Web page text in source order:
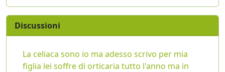
Discussioni
La celiaca sono io ma adesso scrivo per mia
figlia lei soffre di orticaria tutto l'anno ma in